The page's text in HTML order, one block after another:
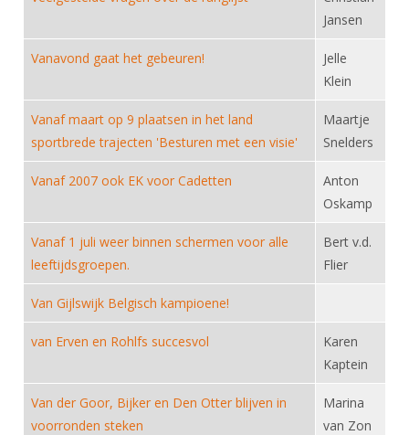
Website
Gebruiksvoorwaarden
Ereleden
Leden van Verdiensten
Vacatures
Contact
Medewerkers
Alle Verenigingen
Inschrijven
Materiaal
Schermpaspoort
Rolstoelschermen
Wedstrijdkalender
KNAS Keurmerk
NK's
JPT
Veteranenwedstrijden
DBT
FBT
Talentontwikkeling
Atletencommissie
Internationale aanmeldingen
Nieuws
Nationale opleidingen
Internationale opleidingen
Leraar
Voor scheidsrechters
Nieuws
Opleidingen
Nieuws
Jansen
Vanavond gaat het gebeuren!
Jelle
Klein
Vanaf maart op 9 plaatsen in het land
sportbrede trajecten 'Besturen met een visie'
Maartje
Snelders
Vanaf 2007 ook EK voor Cadetten
Anton
Oskamp
Vanaf 1 juli weer binnen schermen voor alle
leeftijdsgroepen.
Bert v.d.
Flier
Van Gijlswijk Belgisch kampioene!
van Erven en Rohlfs succesvol
Karen
Kaptein
Van der Goor, Bijker en Den Otter blijven in
voorronden steken
Marina
van Zon